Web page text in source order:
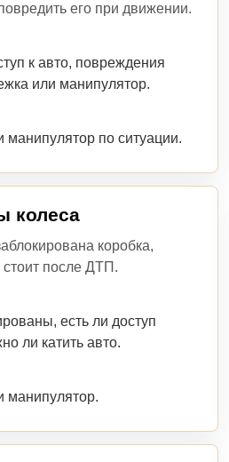
его при движении.
к авто, повреждения
или манипулятор.
манипулятор по ситуации.
колеса
коробка,
после ДТП.
есть ли доступ
ли катить авто.
манипулятор.